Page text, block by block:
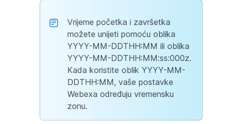
Vrijeme početka i završetka
možete unijeti pomoću oblika
YYYY-MM-DDTHH:MM ili oblika
YYYY-MM-DDTHH:MM:ss:000z.
Kada koristite oblik YYYY-MM-
DDTHH:MM, vaše postavke
Webexa određuju vremensku
zonu.